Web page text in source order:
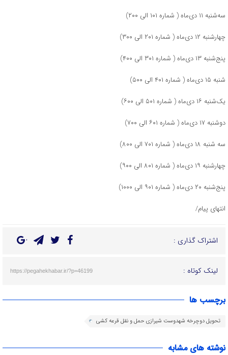
سه‌شنبه ۱۱ دی‌ماه ( شماره ۱۰۱ الی ۲۰۰)
چهارشنبه ۱۲ دی‌ماه ( شماره ۲۰۱ الی ۳۰۰)
پنج‌شنبه ۱۳ دی‌ماه ( شماره ۳۰۱ الی ۴۰۰)
شنبه ۱۵ دی‌ماه ( شماره ۴۰۱ الی ۵۰۰)
یک‌شنبه ۱۶ دی‌ماه ( شماره ۵۰۱ الی ۶۰۰)
دوشنبه ۱۷ دی‌ماه ( شماره ۶۰۱ الی ۷۰۰)
سه شنبه ۱۸ دی‌ماه ( شماره ۷۰۱ الی ۸۰۰)
چهارشنبه ۱۹ دی‌ماه ( شماره ۸۰۱ الی ۹۰۰)
پنج‌شنبه ۲۰ دی‌ماه ( شماره ۹۰۱ الی ۱۰۰۰)
انتهای پیام/
اشتراک گذاری :
لینک کوتاه : https://pegahekhabar.ir/?p=46199
برچسب ها
تحویل دوچرخه شهدوست شیرازی حمل و نقل قرعه کشی
نوشته های مشابه